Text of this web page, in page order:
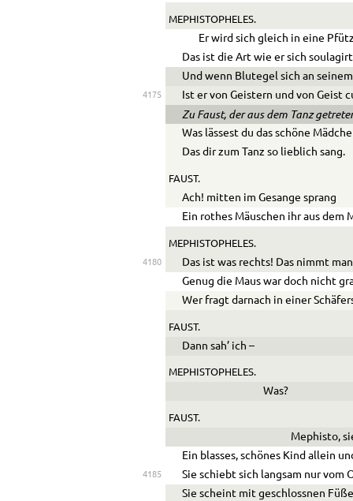
MEPHISTOPHELES.
Er wird sich gleich in eine
Das ist die Art wie er sich
Und wenn Blutegel sich an
4175 Ist er von Geistern und von Geist
Zu Faust, der aus dem Tanz
Was lässest du das schöne
Das dir zum Tanz so lieblich sang.
FAUST.
Ach! mitten im Gesange sprang
Ein rothes Mäuschen ihr aus dem
MEPHISTOPHELES.
4180
Das ist was rechts! Das nimmt
Genug die Maus war doch nicht
Wer fragt darnach in einer
FAUST.
Dann sah’ ich –
MEPHISTOPHELES.
Was?
FAUST.
Mephisto,
Ein blasses, schönes Kind allein
4185
Sie schiebt sich langsam nur vom
Sie scheint mit geschlossnen